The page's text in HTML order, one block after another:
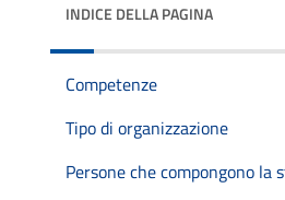
INDICE DELLA PAGINA
Competenze
Tipo di organizzazione
Persone che compongono la